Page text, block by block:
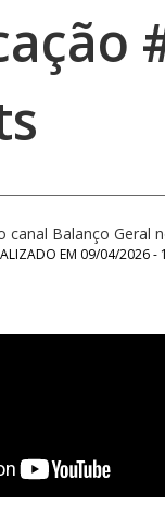
canal Balanço Geral
EM 09/04/2026 -